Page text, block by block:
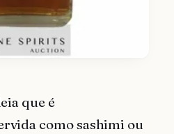
que é
como sashimi ou